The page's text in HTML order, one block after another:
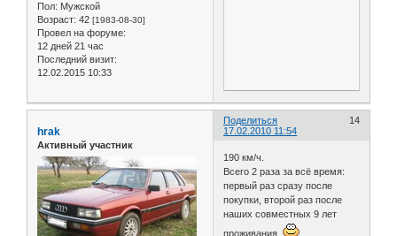
Пол: Мужской
Возраст: 42 [1983-08-30]
Провел на форуме:
12 дней 21 час
Последний визит:
12.02.2015 10:33
Поделиться
14
17.02.2010 11:54
hrak
Активный участник
190 км/ч.
Всего 2 раза за всё время:
первый раз сразу после
покупки, второй раз после
наших совместных 9 лет
проживания.